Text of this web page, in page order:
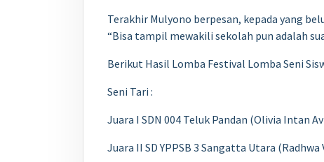
Terakhir Mulyono berpesan, kepada yang
“Bisa tampil mewakili sekolah pun adalah
Berikut Hasil Lomba Festival Lomba Seni
Seni Tari :
Juara I SDN 004 Teluk Pandan (Olivia Intan
Juara II SD YPPSB 3 Sangatta Utara